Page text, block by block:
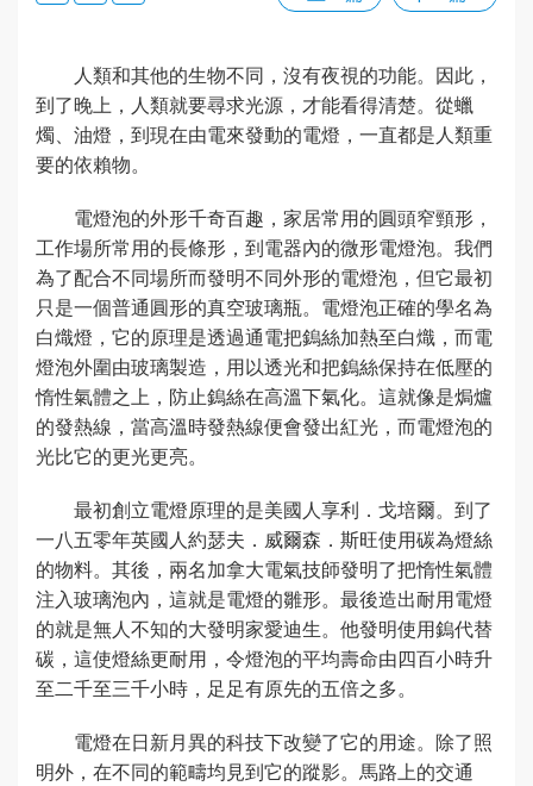
人類和其他的生物不同，沒有夜視的功能。因此，
到了晚上，人類就要尋求光源，才能看得清楚。從蠟
燭、油燈，到現在由電來發動的電燈，一直都是人類重
要的依賴物。
電燈泡的外形千奇百趣，家居常用的圓頭窄頸形，
工作場所常用的長條形，到電器內的微形電燈泡。我們
為了配合不同場所而發明不同外形的電燈泡，但它最初
只是一個普通圓形的真空玻璃瓶。電燈泡正確的學名為
白熾燈，它的原理是透過通電把鎢絲加熱至白熾，而電
燈泡外圍由玻璃製造，用以透光和把鎢絲保持在低壓的
惰性氣體之上，防止鎢絲在高溫下氣化。這就像是焗爐
的發熱線，當高溫時發熱線便會發出紅光，而電燈泡的
光比它的更光更亮。
最初創立電燈原理的是美國人享利．戈培爾。到了
一八五零年英國人約瑟夫．威爾森．斯旺使用碳為燈絲
的物料。其後，兩名加拿大電氣技師發明了把惰性氣體
注入玻璃泡內，這就是電燈的雛形。最後造出耐用電燈
的就是無人不知的大發明家愛迪生。他發明使用鎢代替
碳，這使燈絲更耐用，令燈泡的平均壽命由四百小時升
至二千至三千小時，足足有原先的五倍之多。
電燈在日新月異的科技下改變了它的用途。除了照
明外，在不同的範疇均見到它的蹤影。馬路上的交通